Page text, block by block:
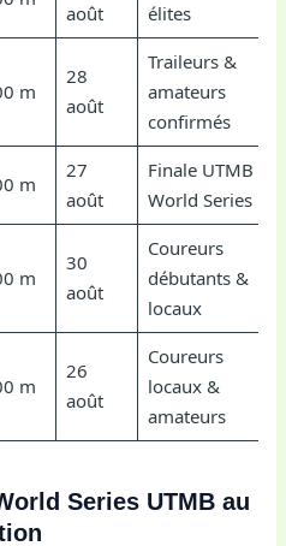
août
élites
m
28
août
Traileurs &
amateurs
confirmés
m
27
août
Finale UTMB
World Series
m
30
août
Coureurs
débutants &
locaux
m
26
août
Coureurs
locaux &
amateurs
Series UTMB au